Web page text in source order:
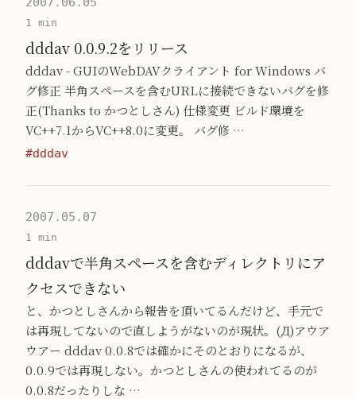
1 min
dddav 0.0.9.2をリリース
dddav - GUIのWebDAVクライアント for Windows バ
グ修正 半角スペースを含むURLに接続できないバグを修
正(Thanks to かつとしさん) 仕様変更 ビルド環境を
VC++7.1からVC++8.0に変更。 バグ修 …
#dddav
2007.05.07
1 min
dddavで半角スペースを含むディレクトリにア
クセスできない
と、かつとしさんから報告を頂いてるんだけど、手元で
は再現してないので直しようがないのが現状。(Д)アウア
ウアー dddav 0.0.8では確かにそのとおりになるが、
0.0.9では再現しない。かつとしさんの使われてるのが
0.0.8だったりしな …